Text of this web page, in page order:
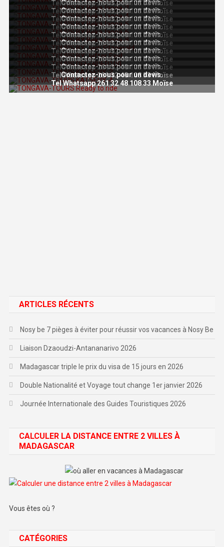
Tel Whatsapp 261 32 48 108 33 Moïse
Contactez-nous pour un devis.
Tel Whatsapp 261 32 48 108 33 Moïse
Contactez-nous pour un devis.
Tel Whatsapp 261 32 48 108 33 Moïse
Contactez-nous pour un devis.
Tel Whatsapp 261 32 48 108 33 Moïse
Contactez-nous pour un devis.
Tel Whatsapp 261 32 48 108 33 Moïse
Contactez-nous pour un devis.
Tel Whatsapp 261 32 48 108 33 Moïse
Contactez-nous pour un devis.
Tel Whatsapp 261 32 48 108 33 Moïse
Contactez-nous pour un devis.
Tel Whatsapp 261 32 48 108 33 Moïse
Contactez-nous pour un devis.
Tel Whatsapp 261 32 48 108 33 Moïse
Contactez-nous pour un devis.
Tel Whatsapp 261 32 48 108 33 Moïse
Contactez-nous pour un devis.
Tel Whatsapp 261 32 48 108 33 Moïse
ARTICLES RÉCENTS
Nosy be 7 pièges à éviter pour réussir vos vacances à Nosy Be
Liaison Dzaoudzi-Antananarivo 2026
Madagascar triple le prix du visa de 15 jours en 2026
Double Nationalité et Voyage tout change 1er janvier 2026
Journée Internationale des Guides Touristiques 2026
CALCULER LA DISTANCE ENTRE 2 VILLES À
MADAGASCAR
Vous êtes où ?
CATÉGORIES